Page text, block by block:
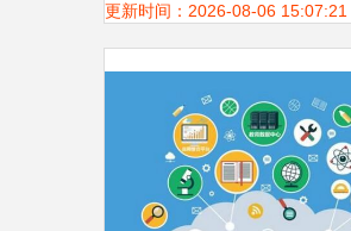
更新时间：2026-08-06 15:07:21